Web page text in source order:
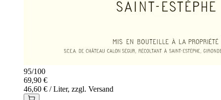
95/100
69,90 €
46,60 € / Liter, zzgl. Versand